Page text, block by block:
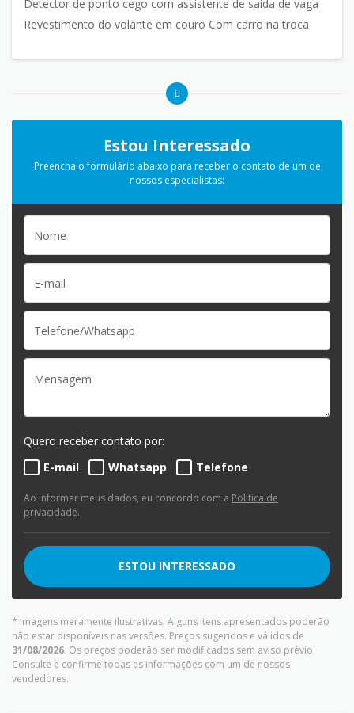
Detector de ponto cego com assistente de saída de vaga
Revestimento do volante em couro Com carro na troca
Estou Interessado
Preencha o formulário abaixo para receber o contato de um de
nossos especialistas:
Quero receber contato por:
E-mail
Whatsapp Telefone
Ao informar meus dados, eu concordo com a Política de
privacidade.
ESTOU INTERESSADO
* Imagens meramente ilustrativas. Alguns itens apresentados poderão
não estar disponíveis nas versões. Preços sugeridos e válidos de
31/08/2026. Os preços poderão ser modificados sem aviso prévio.
Consulte e confirme todas as informações com um de nossos
vendedores.